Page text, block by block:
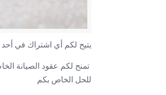
يتيح لكم أي اشتراك في أحد حلولنا
تمنح لكم عقود الصيانة
للحل الخاص بكم